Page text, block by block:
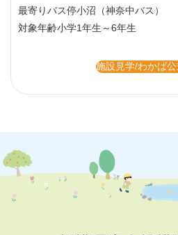
最寄りバス停小沼（神奈中バス）
対象年齢小学1年生～6年生
施設見学/わかば